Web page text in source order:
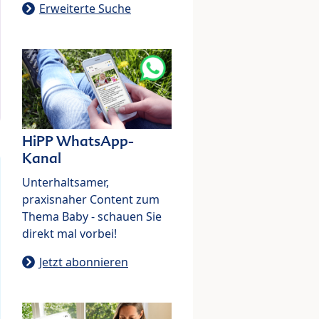
Erweiterte Suche
HiPP WhatsApp-
Kanal
Unterhaltsamer,
praxisnaher Content zum
Thema Baby - schauen Sie
direkt mal vorbei!
Jetzt abonnieren